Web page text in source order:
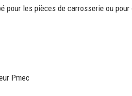
pour les pièces de carrosserie ou pour
Pmec